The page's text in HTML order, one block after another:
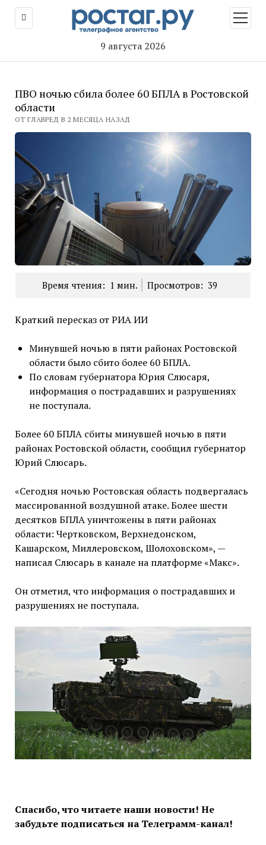
9 августа 2026
меню
ПВО ночью сбила более 60 БПЛА в Ростовской
области
ОТ ГЛАВРЕД В 2 МЕСЯЦА НАЗАД
Время чтения: 1 мин. Просмотров: 39
Краткий пересказ от РИА ИИ
Минувшей ночью в пяти районах Ростовской
области было сбито более 60 БПЛА.
По словам губернатора Юрия Слюсаря,
информация о пострадавших и разрушениях
не поступала.
Более 60 БПЛА сбиты минувшей ночью в пяти
районах Ростовской области, сообщил губернатор
Юрий Слюсарь.
«Сегодня ночью Ростовская область подвергалась
массированной воздушной атаке. Более шести
десятков БПЛА уничтожены в пяти районах
области: Чертковском, Верхнедонском,
Кашарском, Миллеровском, Шолоховском», —
написал Слюсарь в канале на платформе «Макс».
Он отметил, что информация о пострадавших и
разрушениях не поступала.
Спасибо, что читаете наши новости! Не
забудьте подписаться на Телеграмм-канал!